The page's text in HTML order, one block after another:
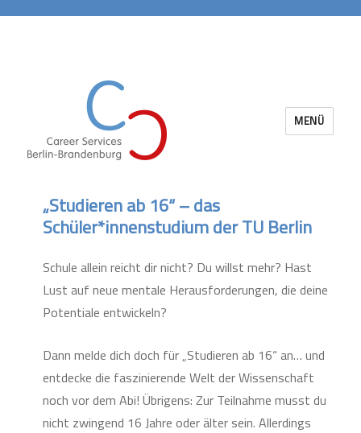
MENÜ
„Studieren ab 16“ – das
Schüler*innenstudium der TU Berlin
Schule allein reicht dir nicht? Du willst mehr? Hast
Lust auf neue mentale Herausforderungen, die deine
Potentiale entwickeln?
Dann melde dich doch für „Studieren ab 16“ an… und
entdecke die faszinierende Welt der Wissenschaft
noch vor dem Abi! Übrigens: Zur Teilnahme musst du
nicht zwingend 16 Jahre oder älter sein. Allerdings